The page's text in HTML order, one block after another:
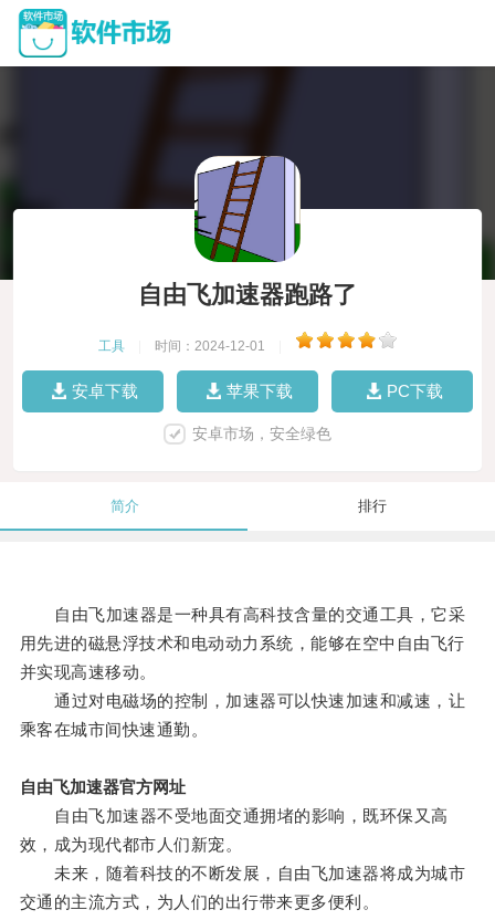
自由飞加速器跑路了
工具 时间：2024-12-01
安卓下载 苹果下载 PC下载
安卓市场，安全绿色
简介 排行
自由飞加速器是一种具有高科技含量的交通工具，它采
用先进的磁悬浮技术和电动动力系统，能够在空中自由飞行
并实现高速移动。
通过对电磁场的控制，加速器可以快速加速和减速，让
乘客在城市间快速通勤。
自由飞加速器官方网址
自由飞加速器不受地面交通拥堵的影响，既环保又高
效，成为现代都市人们新宠。
未来，随着科技的不断发展，自由飞加速器将成为城市
交通的主流方式，为人们的出行带来更多便利。